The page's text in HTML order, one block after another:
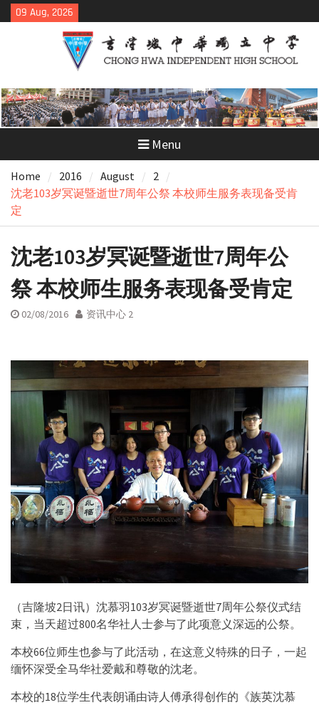
Skip
to
09 Aug, 2026
Menu
Home 2016 August
2
沈老103岁冥诞暨逝世7周年公祭 本校师生服务表现备受肯
定
沈老103岁冥诞暨逝世7周年公
祭 本校师生服务表现备受肯定
02/08/2016 资讯中心 2
（吉隆坡2日讯）沈慕羽103岁冥诞暨逝世7周年公祭仪式结
束，当天超过800名华社人士参与了此项意义深远的公祭。
本校66位师生也参与了此活动，在这意义特殊的日子，一起
缅怀深受全马华社爱戴和尊敬的沈老。
本校的18位学生代表朗诵由诗人傅承得创作的《族英沈慕